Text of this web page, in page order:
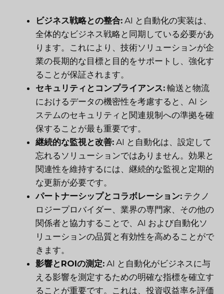
ビジネス戦略との整合: AI と自動化の実装は、
全体的なビジネス戦略と同期している必要があ
ります。これにより、技術ソリューションが企
業の長期的な目標と目的をサポートし、強化す
ることが保証されます。
セキュリティとコンプライアンス: 輸送と物流
におけるデータの機密性を考慮すると、AI シ
ステムのセキュリティと関連規制への準拠を確
保することが最も重要です。
継続的な監視と改善: AI と自動化は、設定して
忘れるソリューションではありません。効果と
関連性を維持するには、継続的な監視と定期的
な更新が必要です。
パートナーシップとコラボレーション: テクノ
ロジープロバイダー、業界の専門家、その他の
関係者と協力することで、AI および自動化ソ
リューションの品質と有効性を高めることがで
きます。
影響とROIの測定: AI と自動化がビジネスに与
える影響を測定するための明確な指標を確立す
ることが重要です。これは、投資収益率を評価